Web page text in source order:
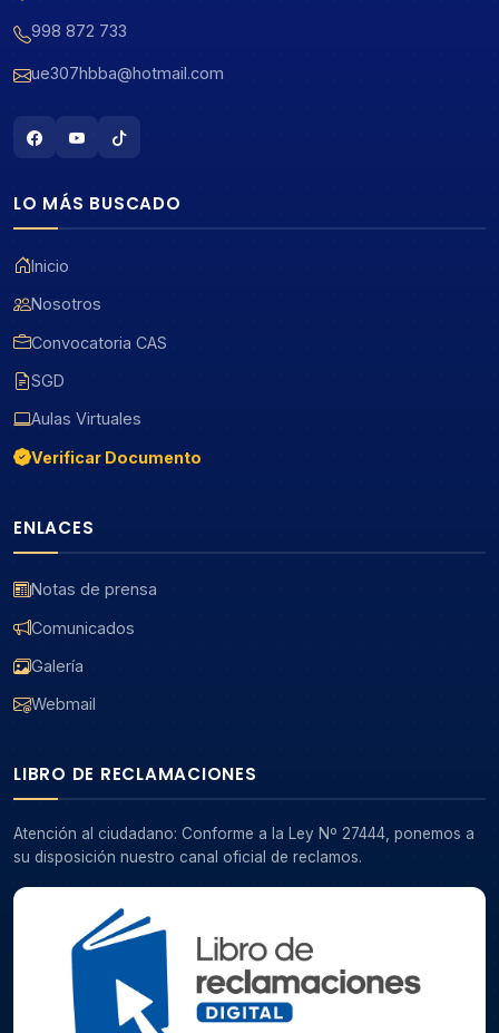
998 872 733
ue307hbba@hotmail.com
LO MÁS BUSCADO
Inicio
Nosotros
Convocatoria CAS
SGD
Aulas Virtuales
Verificar Documento
ENLACES
Notas de prensa
Comunicados
Galería
Webmail
LIBRO DE RECLAMACIONES
Atención al ciudadano: Conforme a la Ley Nº 27444, ponemos a
su disposición nuestro canal oficial de reclamos.